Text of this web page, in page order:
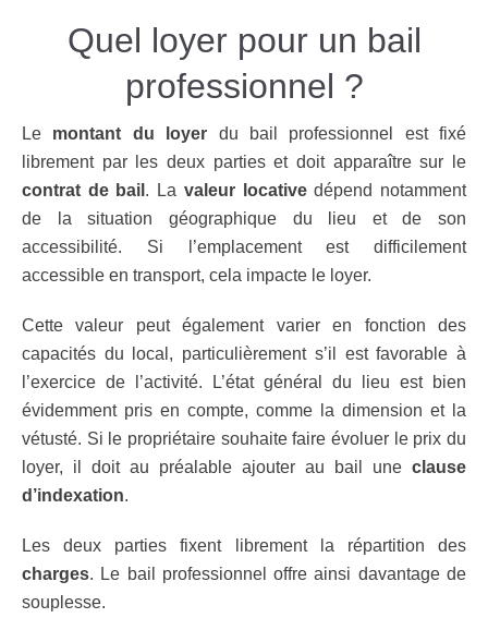
Quel loyer pour un bail
professionnel ?
Le montant du loyer du bail professionnel est fixé
librement par les deux parties et doit apparaître sur le
contrat de bail . La valeur locativedépend notamment
de la situation géographique du lieu et de son
accessibilité. Si l’emplacement est difficilement
accessible en transport, cela impacte le loyer.
Cette valeur peut également varier en fonction des
capacités du local, particulièrement s’il est favorable à
l’exercice de l’activité. L’état général du lieu est bien
évidemment pris en compte, comme la dimension et la
vétusté. Si le propriétaire souhaite faire évoluer le prix du
loyer, il doit au préalable ajouter au bail une clause
d’indexation.
Les deux parties fixent librement la répartition des
charges. Le bail professionnel offre ainsi davantage de
souplesse.